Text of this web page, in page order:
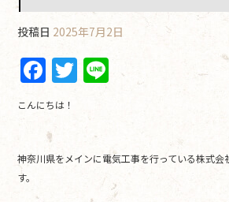
投稿日 2025年7月2日
F
a
c
e
b
T
w
er
Li
こんにちは！
神奈川県をメインに電気工事を行っている株式会
す。